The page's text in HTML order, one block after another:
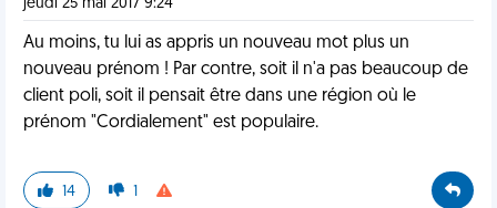
jeudi 25 mai 2017 9:24
Au moins, tu lui as appris un nouveau mot plus un
nouveau prénom ! Par contre, soit il n'a pas beaucoup de
client poli, soit il pensait être dans une région où le
prénom "Cordialement" est populaire.
14 1